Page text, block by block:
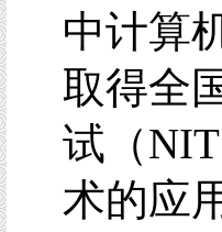
中计算
取得全
试（
术的应